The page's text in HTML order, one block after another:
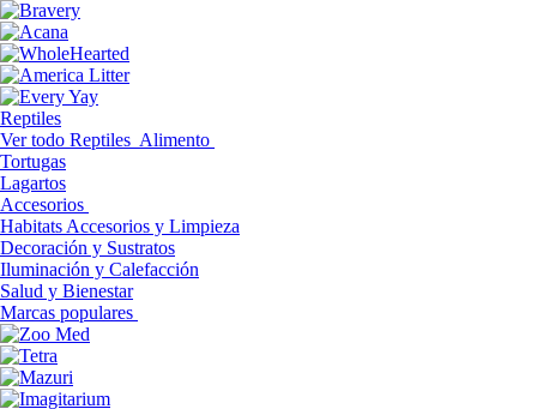
Reptiles
Ver todo Reptiles Alimento
Tortugas
Lagartos
Accesorios
Habitats Accesorios y Limpieza
Decoración y Sustratos
Iluminación y Calefacción
Salud y Bienestar
Marcas populares